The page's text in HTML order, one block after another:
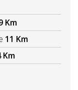
Km
11 Km
Km